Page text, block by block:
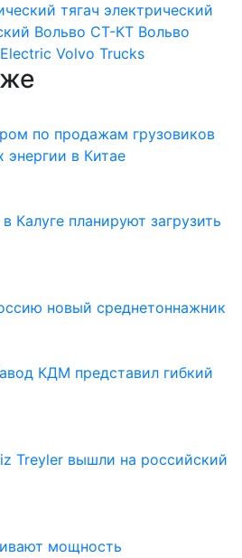
тягач электрический
Вольво СТ-КТ Вольво
Volvo Trucks
по продажам грузовиков
энергии в Китае
Калуге планируют загрузить
новый среднетоннажник
КДМ представил гибкий
Treyler вышли на российский
мощность